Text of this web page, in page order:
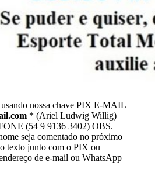
nossa chave PIX E-MAIL
* (Ariel Ludwig Willig)
(54 9 9136 3402) OBS.
seja comentado no próximo
texto junto com o PIX ou
de e-mail ou WhatsApp